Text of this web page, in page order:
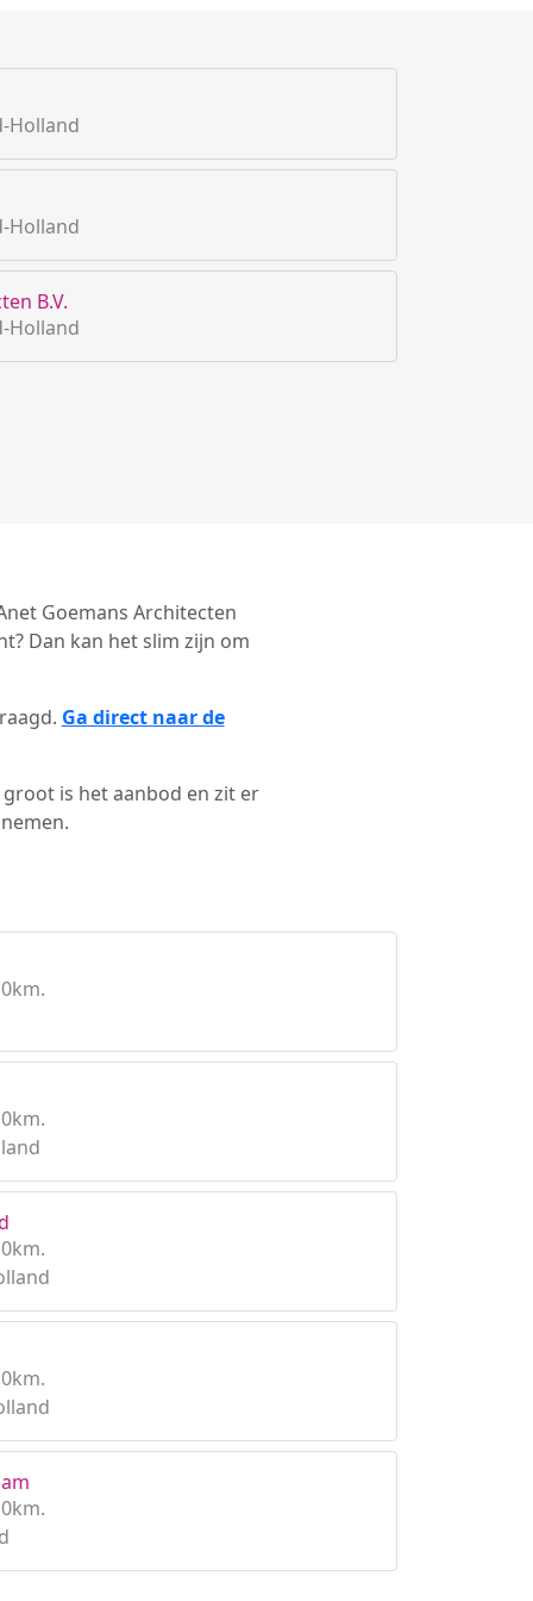
Holland
Holland
B.V.
Holland
Goemans Architecten
Dan kan het slim zijn om
Ga direct naar de
is het aanbod en zit er